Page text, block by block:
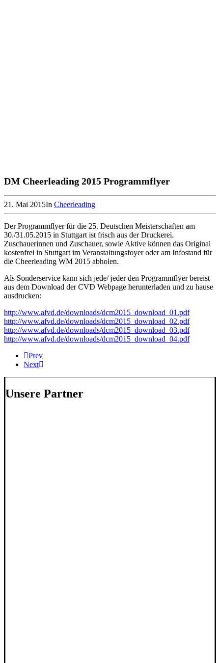
DM Cheerleading 2015 Programmflyer
21. Mai 2015In Cheerleading
Der Programmflyer für die 25. Deutschen Meisterschaften am
30./31.05.2015 in Stuttgart ist frisch aus der Druckerei.
Zuschauerinnen und Zuschauer, sowie Aktive können das Original
kostenfrei in Stuttgart im Veranstaltungsfoyer oder am Infostand für
die Cheerleading WM 2015 abholen.
Als Sonderservice kann sich jede/ jeder den Programmflyer bereist
aus dem Download der CVD Webpage herunterladen und zu hause
ausdrucken:
http://www.afvd.de/downloads/dcm2015_download_01.pdf
http://www.afvd.de/downloads/dcm2015_download_02.pdf
http://www.afvd.de/downloads/dcm2015_download_03.pdf
http://www.afvd.de/downloads/dcm2015_download_04.pdf
Prev
Next
Unsere Partner